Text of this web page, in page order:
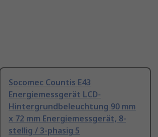
Socomec Countis E43
Energiemessgerät LCD-
Hintergrundbeleuchtung 90 mm
x 72 mm Energiemessgerät, 8-
stellig / 3-phasig 5